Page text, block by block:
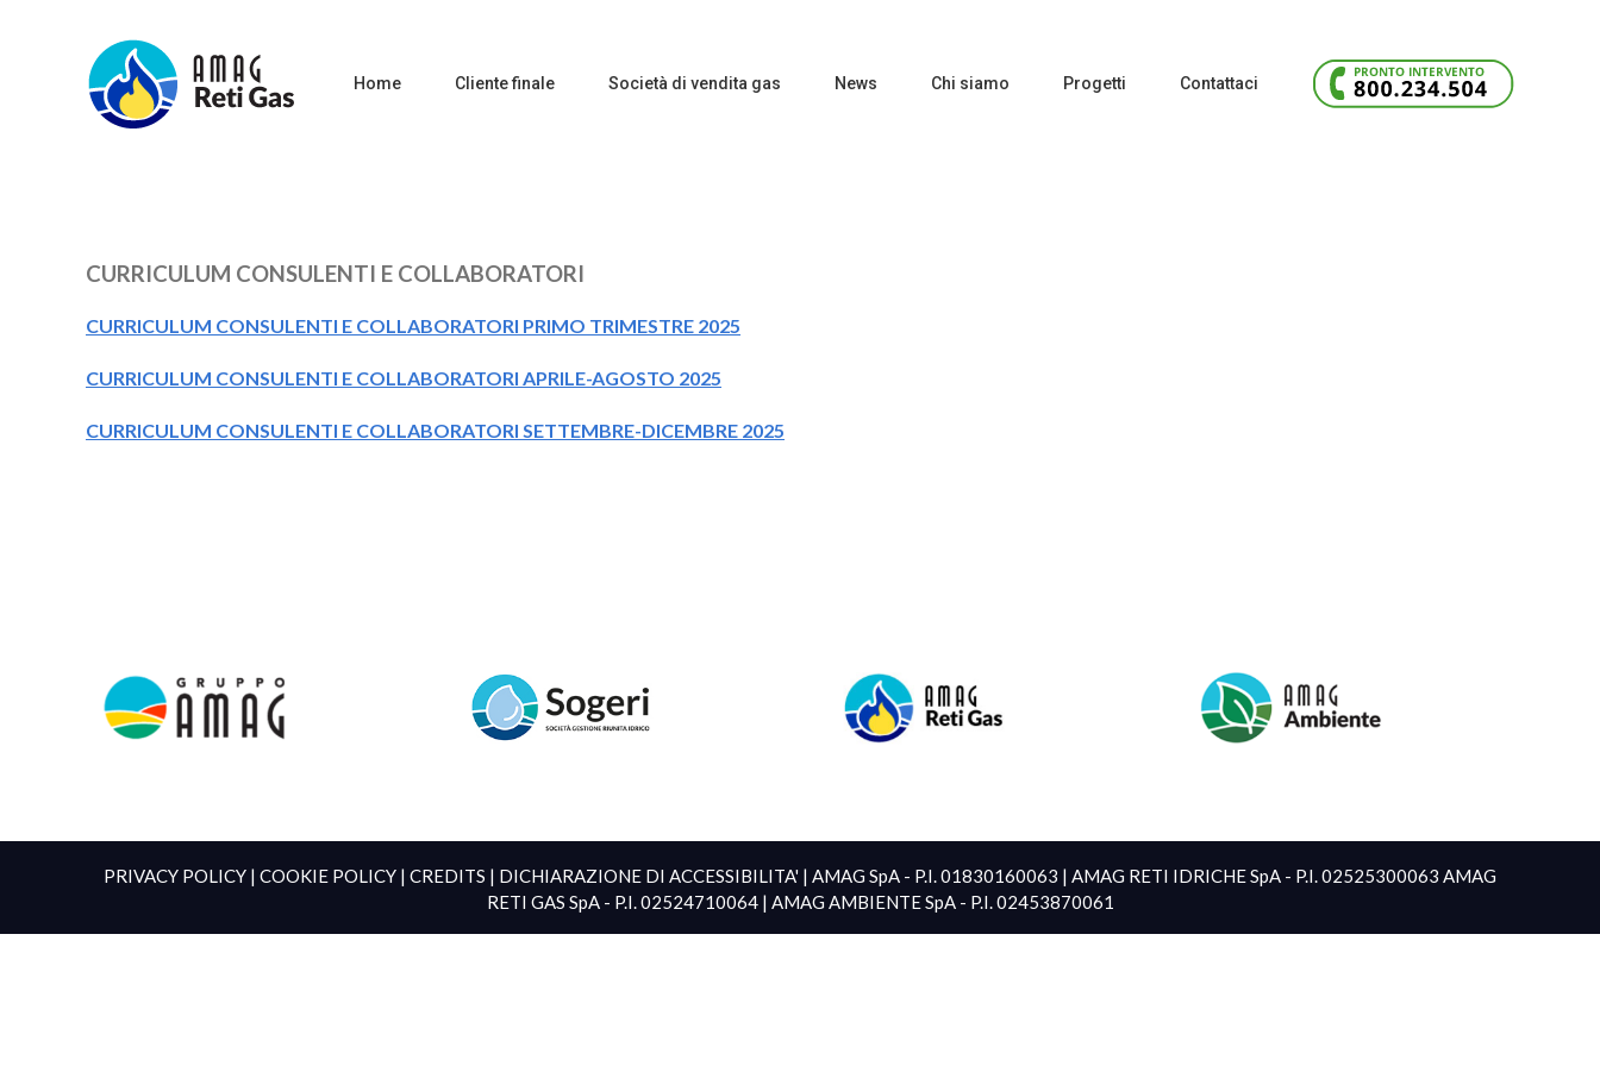
Home Cliente finale Società di vendita gas News Chi siamo Progetti Contattaci
CURRICULUM CONSULENTI E COLLABORATORI
CURRICULUM CONSULENTI E COLLABORATORI PRIMO TRIMESTRE 2025
CURRICULUM CONSULENTI E COLLABORATORI APRILE-AGOSTO 2025
CURRICULUM CONSULENTI E COLLABORATORI SETTEMBRE-DICEMBRE 2025
PRIVACY POLICY | COOKIE POLICY | CREDITS | DICHIARAZIONE DI ACCESSIBILITA' | AMAG SpA - P.I. 01830160063 | AMAG RETI IDRICHE SpA - P.I. 02525300063 AMAG
RETI GAS SpA - P.I. 02524710064 | AMAG AMBIENTE SpA - P.I. 02453870061